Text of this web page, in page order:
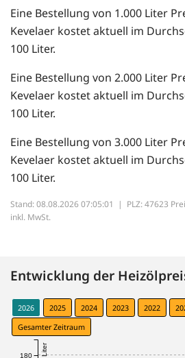
Eine Bestellung von 1.000 Liter
Kevelaer kostet aktuell im
100 Liter.
Eine Bestellung von 2.000 Liter
Kevelaer kostet aktuell im
100 Liter.
Eine Bestellung von 3.000 Liter
Kevelaer kostet aktuell im
100 Liter.
Stand: 08.08.2026 07:05:01 | PLZ: 47623
inkl. MwSt.
Entwicklung der
2026 2025 2024 2023 2022
Gesamter Zeitraum
180